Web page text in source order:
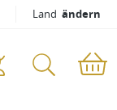
Land ändern